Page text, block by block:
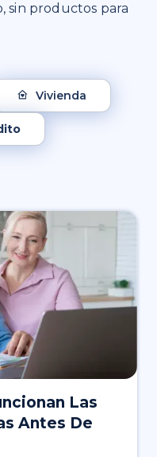
sin productos para
Vivienda
Las
Antes De